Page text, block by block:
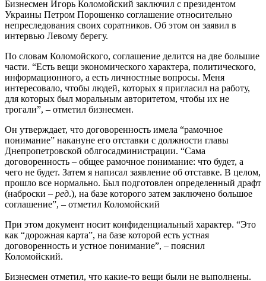
Бизнесмен Игорь Коломойский заключил с президентом
Украины Петром Порошенко соглашение относительно
непреследования своих соратников. Об этом он заявил в
интервью Левому берегу.
По словам Коломойского, соглашение делится на две большие
части. “Есть вещи экономического характера, политического,
информационного, а есть личностные вопросы. Меня
интересовало, чтобы людей, которых я пригласил на работу,
для которых был моральным авторитетом, чтобы их не
трогали”, – отметил бизнесмен.
Он утверждает, что договоренность имела “рамочное
понимание” накануне его отставки с должности главы
Днепропетровской облгосадминистрации. “Сама
договоренность – общее рамочное понимание: что будет, а
чего не будет. Затем я написал заявление об отставке. В целом,
прошло все нормально. Был подготовлен определенный драфт
(наброски – ред.), на базе которого затем заключено большое
соглашение”, – отметил Коломойский
При этом документ носит конфиденциальный характер. “Это
как “дорожная карта”, на базе которой есть устная
договоренность и устное понимание”, – пояснил
Коломойский.
Бизнесмен отметил, что какие-то вещи были не выполнены.